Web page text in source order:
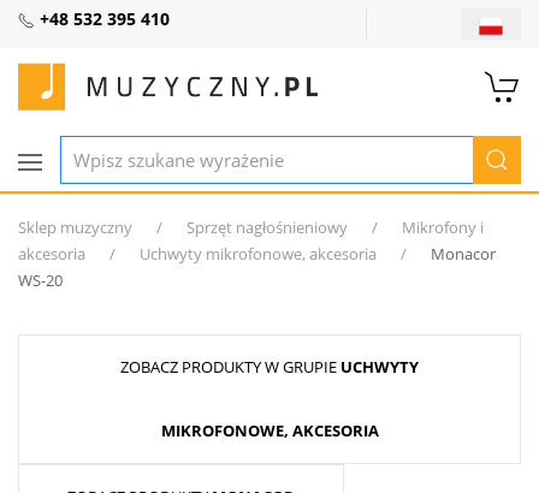
+48 532 395 410
Sklep muzyczny Sprzęt nagłośnieniowy
Mikrofony i
akcesoria
Uchwyty mikrofonowe, akcesoria
Monacor
WS-20
ZOBACZ PRODUKTY W GRUPIE UCHWYTY
MIKROFONOWE, AKCESORIA